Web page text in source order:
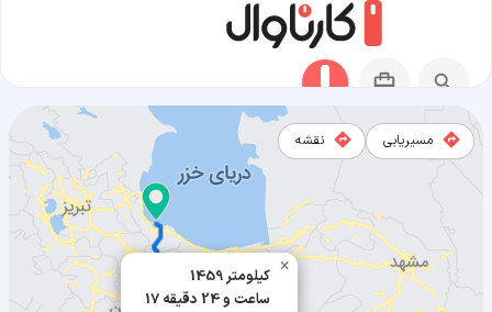
1459 کیلومتر
17 ساعت و 24 دقیقه
×
مسیریابی نقشه
مسیر بندر انزلی به بافت